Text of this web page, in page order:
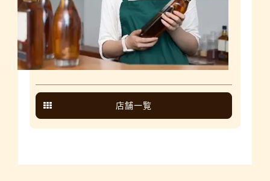
店舗一覧